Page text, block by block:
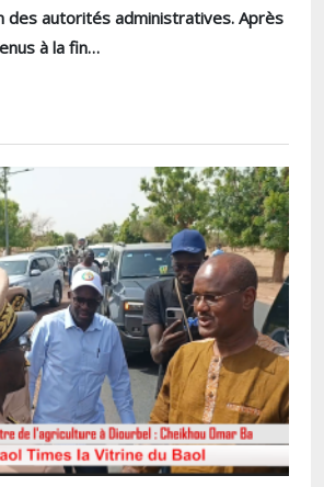
des autorités administratives. Après
à la fin…